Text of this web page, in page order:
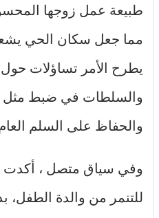
طبيعة عمل زوجها
مما جعل سكان الحي
يطرح الأمر تساؤلات
والسلطات في ضبط مثل
والحفاظ على السلم
وفي سياق متصل ، أكدت
للتنمر من والدة الطفل،